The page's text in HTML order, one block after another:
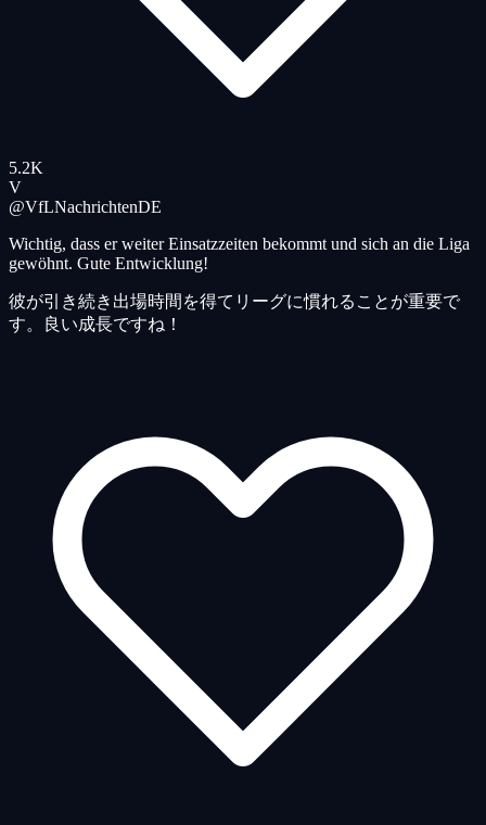
5.2K
V
@VfLNachrichtenDE
Wichtig, dass er weiter Einsatzzeiten bekommt und sich an die Liga
gewöhnt. Gute Entwicklung!
彼が引き続き出場時間を得てリーグに慣れることが重要で
す。良い成長ですね！